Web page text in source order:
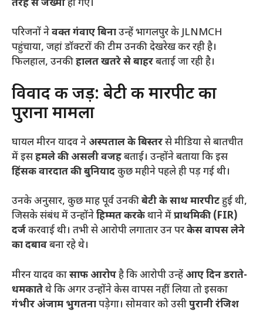
तरह से जख्मीहो गए।
​परिजनों नेवक्त गंवाए बिनाउन्हें भागलपुर के JLNMCH
पहुंचाया, जहां डॉक्टरों की टीम उनकी देखरेख कर रही है।
फिलहाल, उनकीहालत खतरे से बाहरबताई जा रही है।
​विवाद की जड़: बेटी की मारपीट का
पुराना मामला
​घायल मीरन यादव नेअस्पताल के बिस्तरसे मीडिया से बातचीत
में इसहमले की असली वजहबताई। उन्होंने बताया कि इस
हिंसक वारदात की बुनियादकुछ महीने पहले ही पड़ गई थी।
​उनके अनुसार, कुछ माह पूर्व उनकीबेटी के साथ मारपीटहुई थी,
जिसके संबंध में उन्होंनेहिम्मत करकेथाने मेंप्राथमिकी (FIR)
दर्जकरवाई थी। तभी से आरोपी लगातार उन परकेस वापस लेने
का दबावबना रहे थे।
​मीरन यादव कासाफ आरोपहै कि आरोपी उन्हेंआए दिन डराते-
धमकातेथे कि अगर उन्होंने केस वापस नहीं लिया तो इसका
गंभीर अंजाम भुगतनापड़ेगा। सोमवार को उसीपुरानी रंजिश